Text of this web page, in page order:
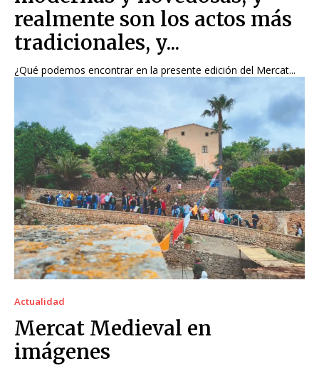
realmente son los actos más
tradicionales, y...
¿Qué podemos encontrar en la presente edición del Mercat...
Actualidad
Mercat Medieval en
imágenes